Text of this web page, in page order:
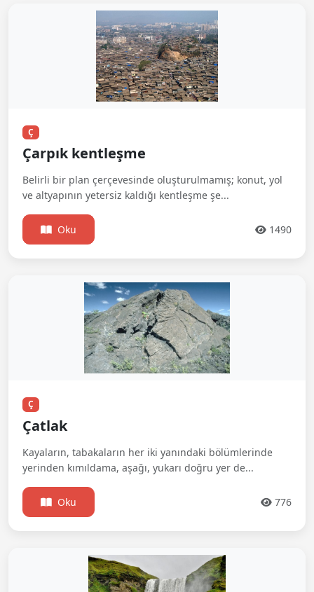
Ç
Çarpık kentleşme
Belirli bir plan çerçevesinde oluşturulmamış; konut, yol
ve altyapının yetersiz kaldığı kentleşme şe...
Oku 1490
Ç
Çatlak
Kayaların, tabakaların her iki yanındaki bölümlerinde
yerinden kımıldama, aşağı, yukarı doğru yer de...
Oku 776